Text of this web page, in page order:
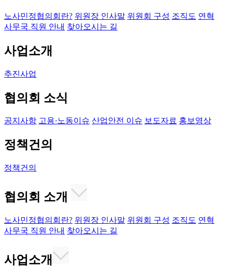
노사민정협의회란? 위원장 인사말 위원회 구성 조직도 연혁
사무국 직원 안내 찾아오시는 길
사업소개
추진사업
협의회 소식
공지사항 고용·노동이슈 산업안전 이슈 보도자료 홍보영상
정책건의
정책건의
협의회 소개
노사민정협의회란? 위원장 인사말 위원회 구성 조직도 연혁
사무국 직원 안내 찾아오시는 길
사업소개